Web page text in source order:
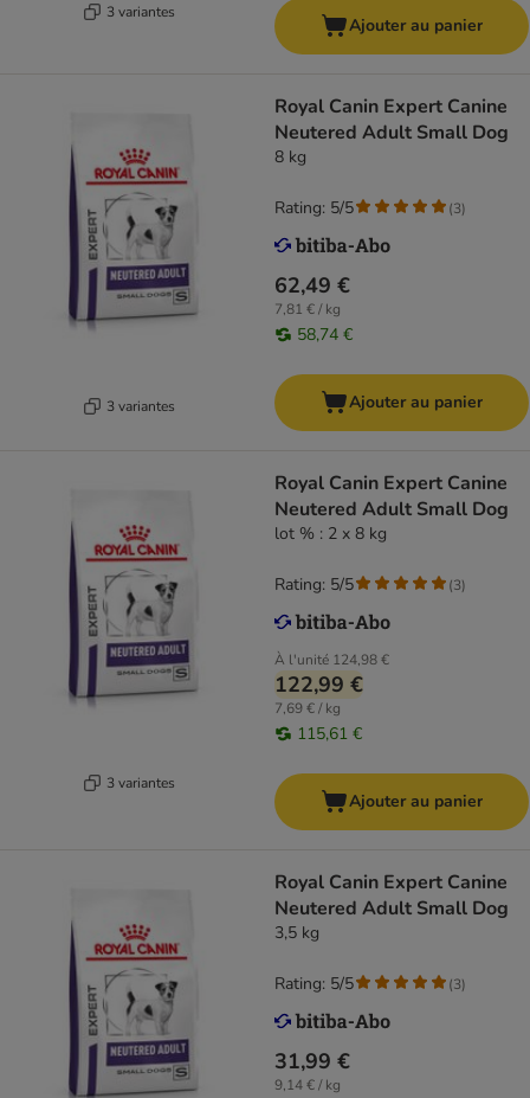
3 variantes
Ajouter au panier
3 variantes
Royal Canin Expert Canine
Neutered Adult Small Dog
8 kg
62,49 €
7,81 € / kg
58,74 €
Rating: 5/5 (3)
Ajouter au panier
3 variantes
Royal Canin Expert Canine
Neutered Adult Small Dog
lot % : 2 x 8 kg
À l'unité 124,98 €
122,99 €
7,69 € / kg
115,61 €
Rating: 5/5 (3)
Ajouter au panier
Royal Canin Expert Canine
Neutered Adult Small Dog
3,5 kg
31,99 €
9,14 € / kg
Rating: 5/5 (3)